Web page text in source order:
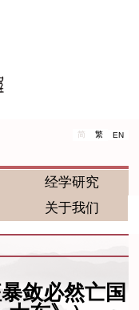
简 繁 EN
经学研究
关于我们
敛必然亡国